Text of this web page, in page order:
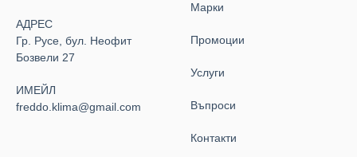
АДРЕС
Гр. Русе, бул. Неофит
Бозвели 27
ИМЕЙЛ
freddo.klima@gmail.com
Марки
Промоции
Услуги
Въпроси
Контакти